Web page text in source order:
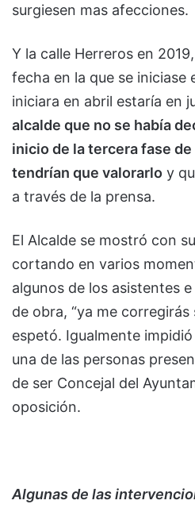
surgiesen mas afecciones.
Y la calle Herreros en
fecha en la que se iniciase
iniciara en abril estaría en
alcalde que no se había
inicio de la tercera fase
tendrían que valorarlo y
a través de la prensa.
El Alcalde se mostró con
cortando en varios
algunos de los asistentes
de obra, “ya me corregirás
espetó. Igualmente
una de las personas
de ser Concejal del
oposición.
Algunas de las